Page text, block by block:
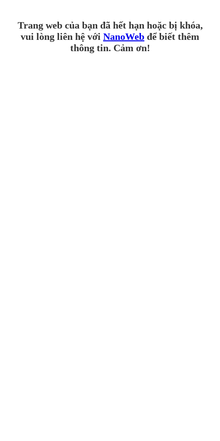
Trang web của bạn đã hết hạn hoặc bị khóa,
vui lòng liên hệ với NanoWeb để biết thêm
thông tin. Cảm ơn!